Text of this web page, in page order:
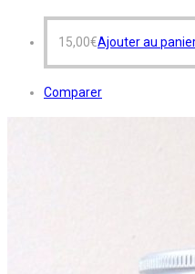
15,00€Ajouter au
Comparer